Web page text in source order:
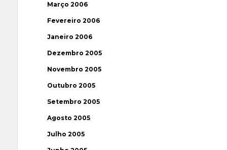
Março 2006
Fevereiro 2006
Janeiro 2006
Dezembro 2005
Novembro 2005
Outubro 2005
Setembro 2005
Agosto 2005
Julho 2005